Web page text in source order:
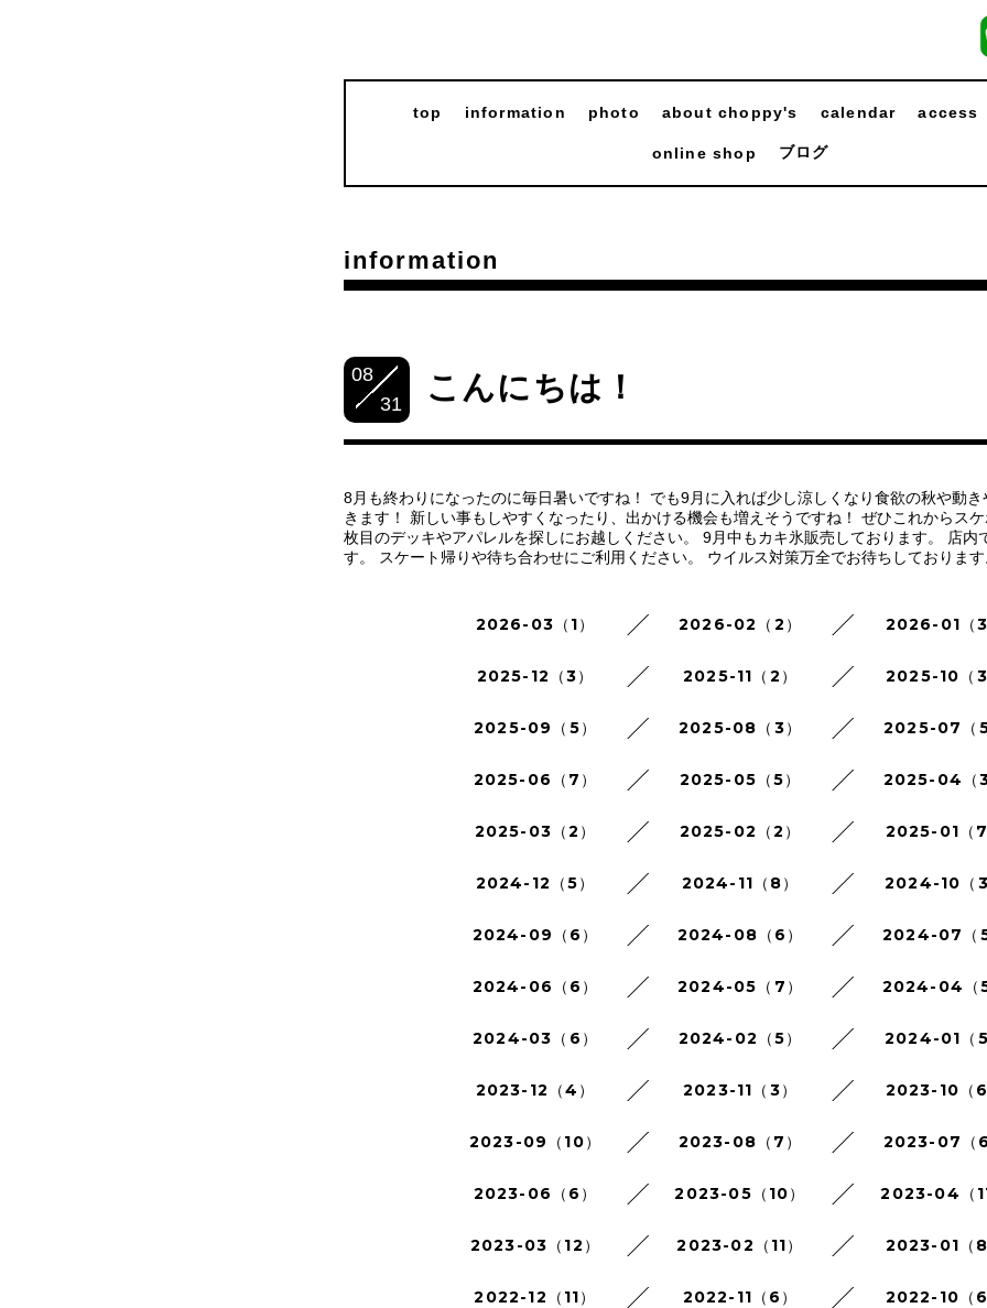
top information photo about choppy's calendar access
online shop ブログ
information
08
31
こんにちは！
8月も終わりになったのに毎日暑いですね！ でも9月に入れば少し涼しくなり食欲の秋や動
きます！ 新しい事もしやすくなったり、出かける機会も増えそうですね！ ぜひこれからス
枚目のデッキやアパレルを探しにお越しください。 9月中もカキ氷販売しております。 店内
す。 スケート帰りや待ち合わせにご利用ください。 ウイルス対策万全でお待ちしております
2026-03（1） 2026-02（2） 2026-01（3
2025-12（3） 2025-11（2） 2025-10（3
2025-09（5） 2025-08（3） 2025-07（5
2025-06（7） 2025-05（5） 2025-04（3
2025-03（2） 2025-02（2） 2025-01（7
2024-12（5） 2024-11（8） 2024-10（3
2024-09（6） 2024-08（6） 2024-07（5
2024-06（6） 2024-05（7） 2024-04（5
2024-03（6） 2024-02（5） 2024-01（5
2023-12（4） 2023-11（3） 2023-10（6
2023-09（10） 2023-08（7） 2023-07（6
2023-06（6） 2023-05（10） 2023-04（11
2023-03（12） 2023-02（11） 2023-01（8
2022-12（11） 2022-11（6） 2022-10（6